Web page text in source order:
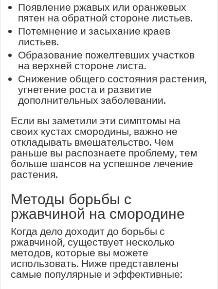
Появление ржавых или оранжевых
пятен на обратной стороне листьев.
Потемнение и засыхание краев
листьев.
Образование пожелтевших участков
на верхней стороне листа.
Снижение общего состояния растения,
угнетение роста и развитие
дополнительных заболевании.
Если вы заметили эти симптомы на
своих кустах смородины, важно не
откладывать вмешательство. Чем
раньше вы распознаете проблему, тем
больше шансов на успешное лечение
растения.
Методы борьбы с
ржавчиной на смородине
Когда дело доходит до борьбы с
ржавчиной, существует несколько
методов, которые вы можете
использовать. Ниже представлены
самые популярные и эффективные: